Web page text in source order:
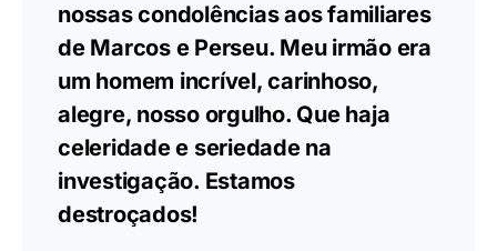
nossas condolências aos familiares
de Marcos e Perseu. Meu irmão era
um homem incrível, carinhoso,
alegre, nosso orgulho. Que haja
celeridade e seriedade na
investigação. Estamos
destroçados!